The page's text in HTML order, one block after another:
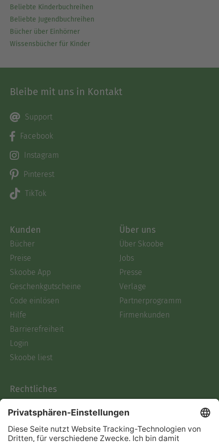
Beliebte Kinderbuchreihen
Beliebte Jugendbuchreihen
Bücher über Einhörner
Wissensbücher für Kinder
Bleibe mit uns in Kontakt
Support
Facebook
Instagram
Pinterest
TikTok
Kunden
Bücher
Preise
Skoobe App
Geschenkgutscheine
Code einlösen
Hilfe
Barrierefreiheit
Login
Skoobe liest
Über uns
Über Skoobe
Jobs
Presse
Verlage
Partnerprogramm
Firmenkunden
Rechtliches
AGB
Informationen nach Data